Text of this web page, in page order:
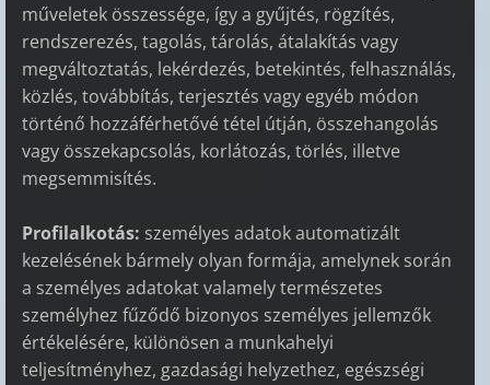
műveletek összessége, így a gyűjtés, rögzítés,
rendszerezés, tagolás, tárolás, átalakítás vagy
megváltoztatás, lekérdezés, betekintés, felhasználás,
közlés, továbbítás, terjesztés vagy egyéb módon
történő hozzáférhetővé tétel útján, összehangolás
vagy összekapcsolás, korlátozás, törlés, illetve
megsemmisítés.
Profilalkotás: személyes adatok automatizált
kezelésének bármely olyan formája, amelynek során
a személyes adatokat valamely természetes
személyhez fűződő bizonyos személyes jellemzők
értékelésére, különösen a munkahelyi
teljesítményhez, gazdasági helyzethez, egészségi